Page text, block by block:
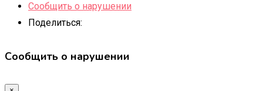
Сообщить о нарушении
Поделиться:
Сообщить о нарушении